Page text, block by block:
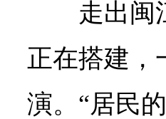
走出闽
正在搭建，
演。“居民